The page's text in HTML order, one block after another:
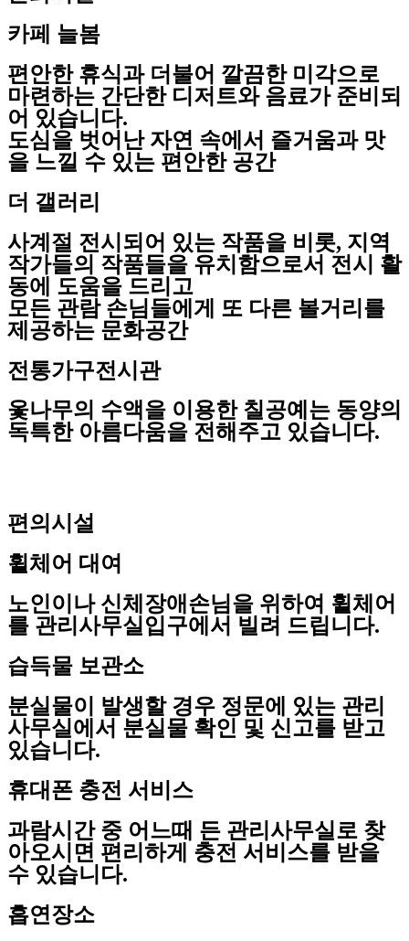
카페 늘봄
편안한 휴식과 더불어 깔끔한 미각으로
마련하는 간단한 디저트와 음료가 준비되
어 있습니다.
도심을 벗어난 자연 속에서 즐거움과 맛
을 느낄 수 있는 편안한 공간
더 갤러리
사계절 전시되어 있는 작품을 비롯, 지역
작가들의 작품들을 유치함으로서 전시 활
동에 도움을 드리고
모든 관람 손님들에게 또 다른 볼거리를
제공하는 문화공간
전통가구전시관
옻나무의 수액을 이용한 칠공예는 동양의
독특한 아름다움을 전해주고 있습니다.
편의시설
휠체어 대여
노인이나 신체장애손님을 위하여 휠체어
를 관리사무실입구에서 빌려 드립니다.
습득물 보관소
분실물이 발생할 경우 정문에 있는 관리
사무실에서 분실물 확인 및 신고를 받고
있습니다.
휴대폰 충전 서비스
과람시간 중 어느때 든 관리사무실로 찾
아오시면 편리하게 충전 서비스를 받을
수 있습니다.
흡연장소